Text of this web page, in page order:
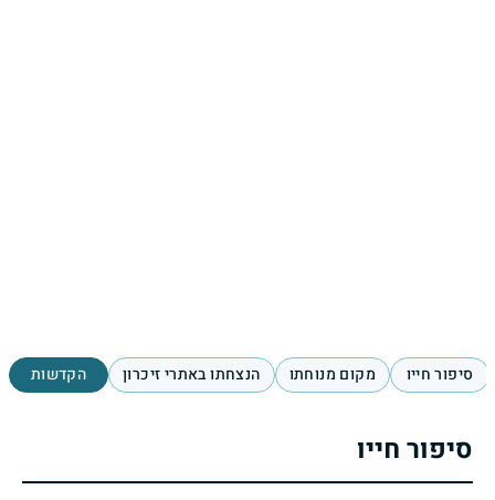
סיפור חייו מקום מנוחתו הנצחתו באתרי זיכרון הקדשות
סיפור חייו